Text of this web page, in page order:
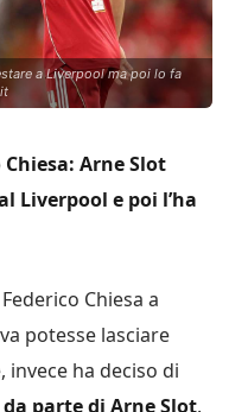
a Liverpool ma poi lo fa
Arne Slot
Liverpool e poi l’ha
Chiesa a
potesse lasciare
invece ha deciso di
parte di Arne Slot.